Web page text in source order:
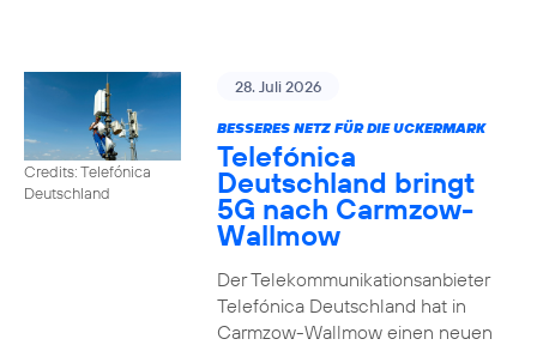
Credits: Telefónica
Deutschland
28. Juli 2026
BESSERES NETZ FÜR DIE UCKERMARK
Telefónica
Deutschland bringt
5G nach Carmzow-
Wallmow
Der Telekommunikationsanbieter
Telefónica Deutschland hat in
Carmzow-Wallmow einen neuen